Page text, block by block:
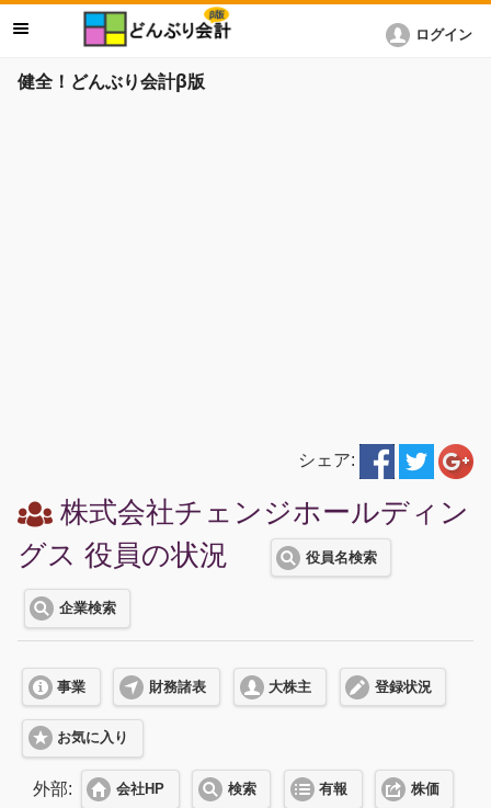
健全！どんぶり会計β版
ログイン
シェア:
株式会社チェンジホールディン
グス 役員の状況
役員名検索
企業検索
事業 財務諸表 大株主 登録状況
お気に入り
外部: 会社HP 検索 有報 株価